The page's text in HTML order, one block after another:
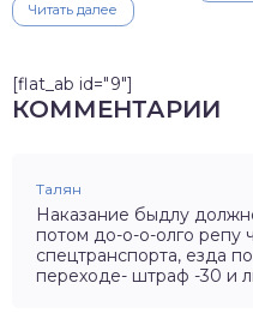
Читать далее
[flat_ab id="9"]
КОММЕНТАРИИ
Талян
Наказание быдлу
потом до-о-о-олго репу
спецтранспорта, езда
переходе- штраф -30 и